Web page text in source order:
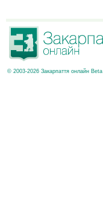
© 2003-2026 Закарпаття онлайн Beta